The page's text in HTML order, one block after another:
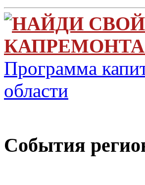
НАЙДИ
Программа
области
Cобытия